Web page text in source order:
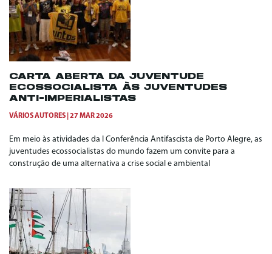
CARTA ABERTA DA JUVENTUDE
ECOSSOCIALISTA ÀS JUVENTUDES
ANTI-IMPERIALISTAS
VÁRIOS AUTORES 27 MAR 2026
Em meio às atividades da I Conferência Antifascista de Porto Alegre, as
juventudes ecossocialistas do mundo fazem um convite para a
construção de uma alternativa a crise social e ambiental